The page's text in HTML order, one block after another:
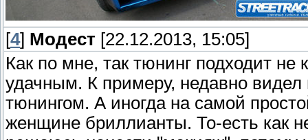
[4] Модест [22.12.2013, 15:05]
Как по мне, так тюнинг подходит
удачным. К примеру, недавно
тюнингом. А иногда на самой
женщине бриллианты. То-есть как